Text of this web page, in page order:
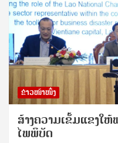
ຂ່າວໜ້າໜຶ່ງ
ສ້າງຄວາມເຂັ້ມແຂງໃ
ໄພພິບັດ